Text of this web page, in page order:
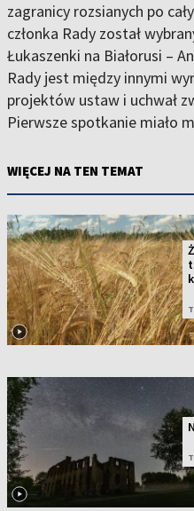
zagranicy rozsianych po
członka Rady został
Łukaszenki na Białorusi –
Rady jest między innymi
projektów ustaw i uchwał
Pierwsze spotkanie miało
WIĘCEJ NA TEN TEMAT